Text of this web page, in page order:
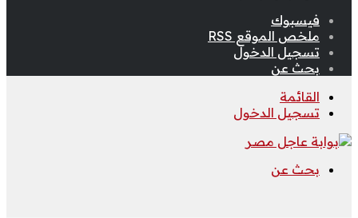
فيسبوك
ملخص الموقع RSS
تسجيل الدخول
بحث عن
القائمة
تسجيل الدخول
بحث عن